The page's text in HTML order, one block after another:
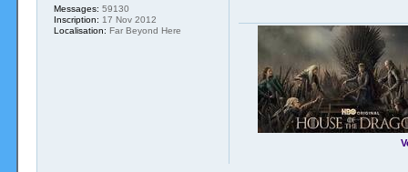
Messages: 59130
Inscription: 17 Nov 2012
Localisation: Far Beyond Here